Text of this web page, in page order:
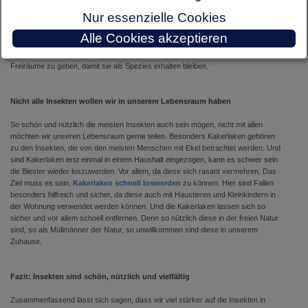
Abläufe der Natur einfach nicht mehr funktionieren. Sterben die Insekten aus, wird
es auch für den Menschen schwieriger als Spezies zu existieren. Einige Forscher
gehen sogar so weit, dass mit dem Ende der Insekten auch das Ende der
Freiräume zu geben, damit sie als Spezies erhalten bleiben.
Nicht alle Insekten wollen wir in unserem Lebensraum haben
So schön und nützlich die meisten Insekten auch sein mögen, nicht mit allen
möchten wir unseren Lebensraum gerne teilen. Besonders Kakerlaken gehören
zu den Insekten, die von den meisten Menschen mit Ekel betrachtet werden. Und
sind Kakerlaken erst einmal in einem Haushalt eingezogen, kann es schwer sein
die Biester wieder loszuwerden. Vor allem, da diese sich rasant vermehren. Das
Ziel muss es sein, Kakerlaken schnell loswerden zu können. Hier sind Fallen
besonders hilfreich und sicher, da diese auch mit Haustieren und Kleinkindern in
der Wohnung verwendet werden können. Und die Kakerlaken lassen sich so
sicher und vor allem schnell entfernen. Denn so nützlich diese in der freien Natur
sind, so als Müllmänner der Natur, so unwillkommen sind diese in unserem
Zuhause.
Fazit: Insekten sind schön, nützlich und vielfältig
Zusammenfassend lässt sich sagen, dass wir viel stärker auf die Insekten in
Nur essenzielle Cookies
Alle Cookies akzeptieren